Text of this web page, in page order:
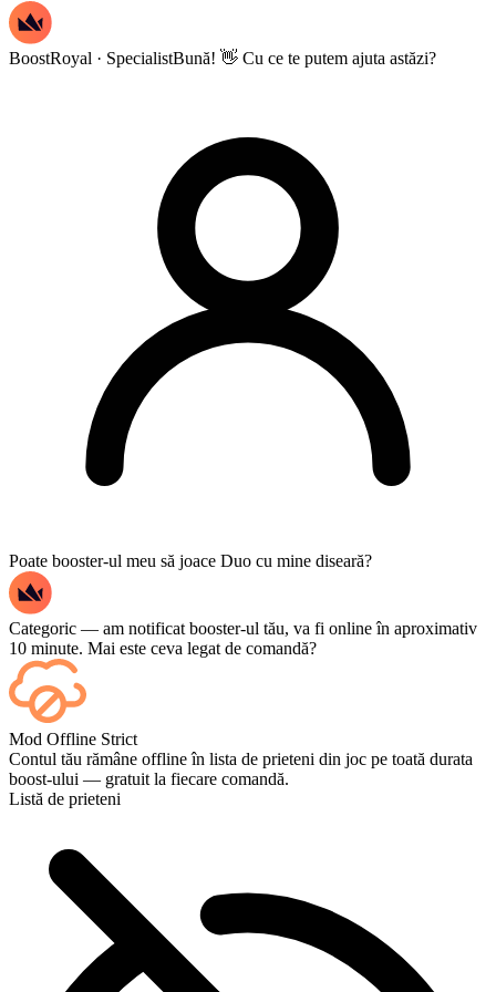
BoostRoyal · SpecialistBună! 👋 Cu ce te putem ajuta astăzi?
Poate booster-ul meu să joace Duo cu mine diseară?
Categoric — am notificat booster-ul tău, va fi online în aproximativ
10 minute. Mai este ceva legat de comandă?
Da — fiecare meci apare în tabloul tău de bord imediat ce se
termină, iar dacă vrei să urmărești jocurile propriu-zise, adaugă
Streaming la finalizarea comenzii.
Mod Offline Strict
Contul tău rămâne offline în lista de prieteni din joc pe toată durata
boost-ului — gratuit la fiecare comandă.
Listă de prieteni